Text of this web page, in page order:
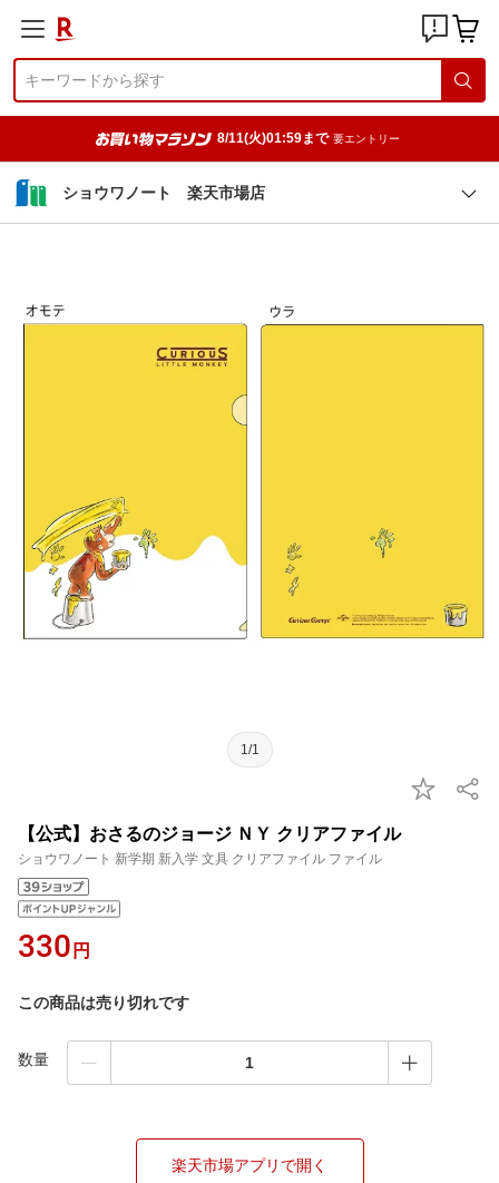
8/11(火)01:59まで 要エントリー
ショウワノート 楽天市場店
1/1
【公式】おさるのジョージ ＮＹ クリアファイル
ショウワノート 新学期 新入学 文具 クリアファイル ファイル
330 円
この商品は売り切れです
数量
楽天市場アプリで開く